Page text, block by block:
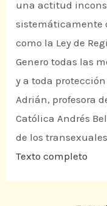
una actitud
sistemáticamente
como la Ley de
Genero todas las
y a toda
Adrián, profesora
Católica Andrés
de los
Texto completo